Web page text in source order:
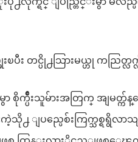
း တင္ပို႕သြားမယ္ဟု ကညြတ္လ
ာ စိုက္ပ်ဳိးသူမ်ားအတြက္ အျမတ္
ျပည္ပေစ်းကြက္သစ္ရရွိလာ